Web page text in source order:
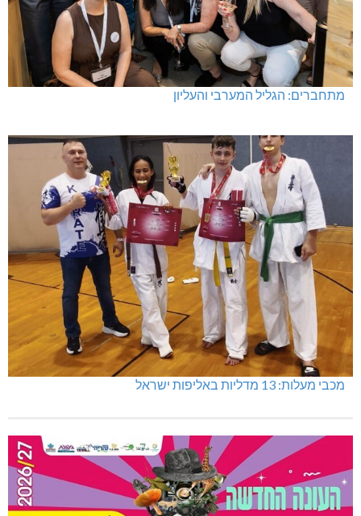
מתחברים: הגליל המערבי והעליון
מכבי מעלות: 13 מדליות באליפות ישראל